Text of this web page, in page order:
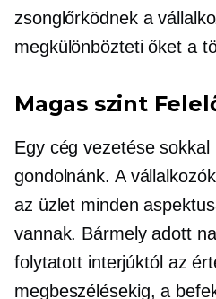
zsonglőrködnek a
megkülönbözteti őket a
Magas szint
Egy cég vezetése
gondolnánk. A
az üzlet minden
vannak. Bármely adott
folytatott interjúktól az
megbeszélésekig, a